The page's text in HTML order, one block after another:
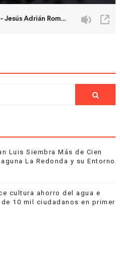
Luis Siembra Más de Cien
La Redonda y su Entorno
cultura ahorro del agua e
10 mil ciudadanos en primer